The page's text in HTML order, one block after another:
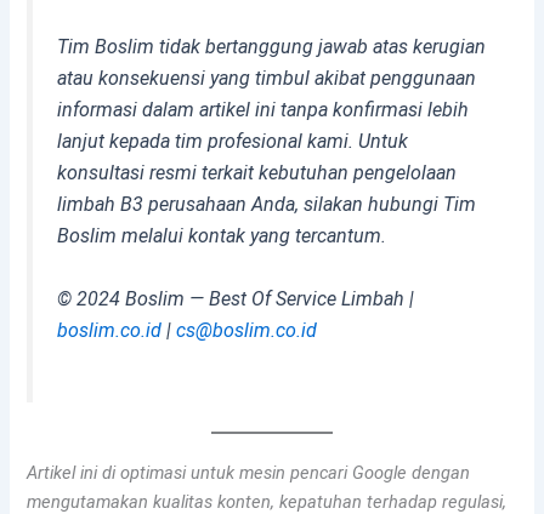
Tim Boslim tidak bertanggung jawab atas kerugian
atau konsekuensi yang timbul akibat penggunaan
informasi dalam artikel ini tanpa konfirmasi lebih
lanjut kepada tim profesional kami. Untuk
konsultasi resmi terkait kebutuhan pengelolaan
limbah B3 perusahaan Anda, silakan hubungi Tim
Boslim melalui kontak yang tercantum.
© 2024 Boslim — Best Of Service Limbah |
boslim.co.id |cs@boslim.co.id
Artikel ini di optimasi untuk mesin pencari Google dengan
mengutamakan kualitas konten, kepatuhan terhadap regulasi,